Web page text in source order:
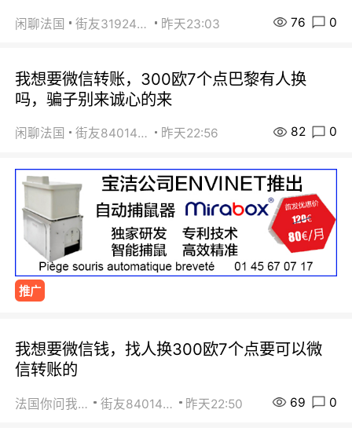
闲聊法国 街友31924072 昨天23:03 76 0
我想要微信转账，300欧7个点巴黎有人换
吗，骗子别来诚心的来
闲聊法国 街友84014588 昨天22:56 82 0
推广
我想要微信钱，找人换300欧7个点要可以微
信转账的
法国你问我答 街友84014588 昨天22:50 69 0